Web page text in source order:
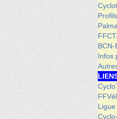
BCN-
Infos
Ligue